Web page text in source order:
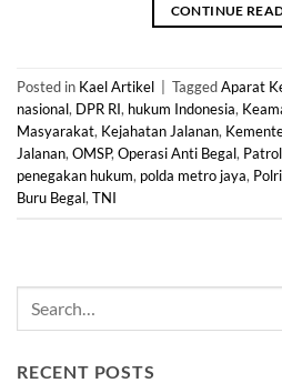
CONTINUE
Posted in Kael Artikel TaggedAparat
nasional, DPR RI, hukum Indonesia,
Masyarakat, Kejahatan Jalanan,
Jalanan,OMSP,Operasi Anti Begal,
penegakan hukum, polda metro jaya, Polri
Buru Begal,TNI
RECENT POSTS